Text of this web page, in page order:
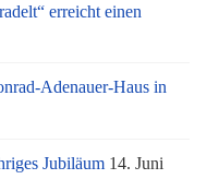
erreicht einen
Adenauer-Haus in
Jubiläum 14. Juni